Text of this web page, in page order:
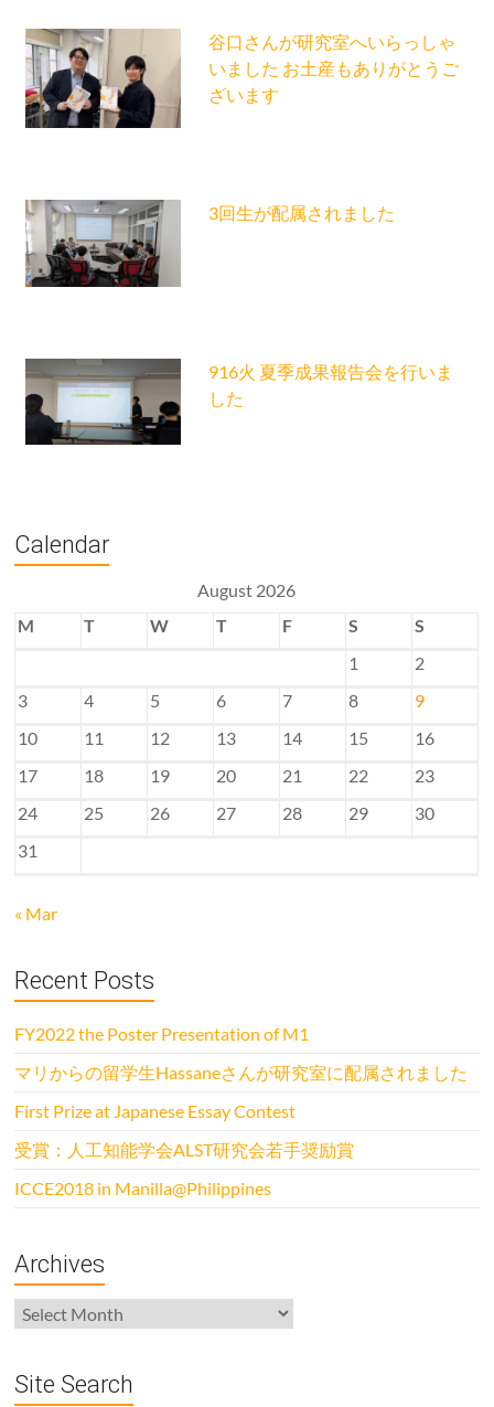
谷口さんが研究室へいらっしゃ
いました お土産もありがとうご
ざいます
3回生が配属されました
916火 夏季成果報告会を行いま
した
Calendar
August 2026
M
T W T F S
S
1
2
3
4 5 6 7 8
9
10
11 12 13 14 15
16
17
18 19 20 21 22
23
24
25 26 27 28 29
30
31
« Mar
Recent Posts
FY2022 the Poster Presentation of M1
マリからの留学生Hassaneさんが研究室に配属されました
First Prize at Japanese Essay Contest
受賞：人工知能学会ALST研究会若手奨励賞
ICCE2018 in Manilla@Philippines
Archives
Archives
Site Search